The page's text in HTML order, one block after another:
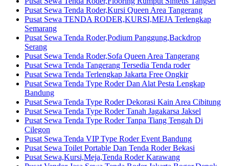
Pusat Sewa Tenda Roder,Kursi Queen Area Tangerang
Pusat Sewa TENDA RODER,KURSI,MEJA Terlengkap
Semarang
Pusat Sewa Tenda Roder,Podium Panggung,Backdrop
Serang
Pusat Sewa Tenda Roder,Sofa Queen Area Tangerang
Pusat Sewa Tenda Tangerang Tersedia Tenda roder
Pusat Sewa Tenda Terlengkap Jakarta Free Ongkir
Pusat Sewa Tenda Type Roder Dan Alat Pesta Lengkap
Bandung
Pusat Sewa Tenda Type Roder Dekorasi Kain Area Cibitung
Pusat Sewa Tenda Type Roder Tanah Jagakarsa Jaksel
Pusat Sewa Tenda Type Roder Tanpa Tiang Tengah Di
Cilegon
Pusat Sewa Tenda VIP Type Roder Event Bandung
Pusat Sewa Toilet Portable Dan Tenda Roder Bekasi
Pusat Sewa,Kursi,Meja,Tenda Roder Karawang